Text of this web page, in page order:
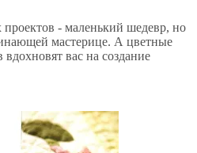
- маленький шедевр, но
мастерице. А цветные
вас на создание